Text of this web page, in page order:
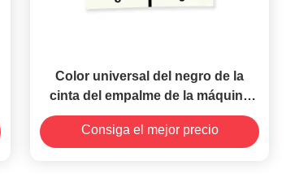
Color universal del negro de la
cinta del empalme de la máquina
8m m SMT de Juki Sanyo
Consiga el mejor precio